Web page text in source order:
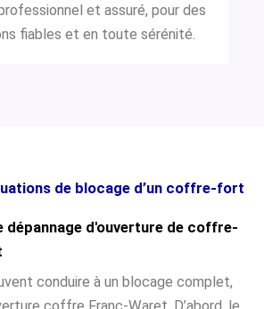
et assuré, pour des
fiables et en toute sérénité.
de blocage d’un coffre-fort
dépannage d'ouverture de coffre-
conduire à un blocage complet,
coffre Franc-Waret. D’abord, le